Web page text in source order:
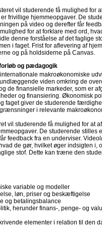
vil studerende få mulighed
frivillige hjemmeopgaver. De
på video og derefter får
for at forklare med ord,
denne forståelse af det faglige
i faget. Frist for aflevering af
og på holdsiderne på Canvas.
og pædagogik
makroøkonomiske
viden omkring de
de finansielle markeder, som er
og finansiering. Økonomisk
faget giver de studerende
i relevante
vil studerende få mulighed for
De studerende
feedback fra en underviser.
de gør, hvilket øger indsigten i,
stof. Dette kan træne den
variable og modeller
løn, priser og beskæftigelse
og betalingsbalance
herunder finans-, penge- og
elementer i relation til den